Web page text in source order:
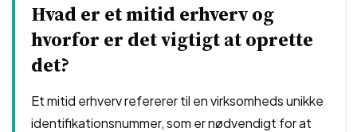
Hvad er et mitid erhverv og
hvorfor er det vigtigt at oprette
det?
Et mitid erhverv refererer til en virksomheds unikke
identifikationsnummer, som er nødvendigt for at